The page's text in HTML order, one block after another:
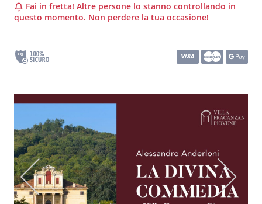
Fai in fretta! Altre persone lo stanno controllando in
questo momento. Non perdere la tua occasione!